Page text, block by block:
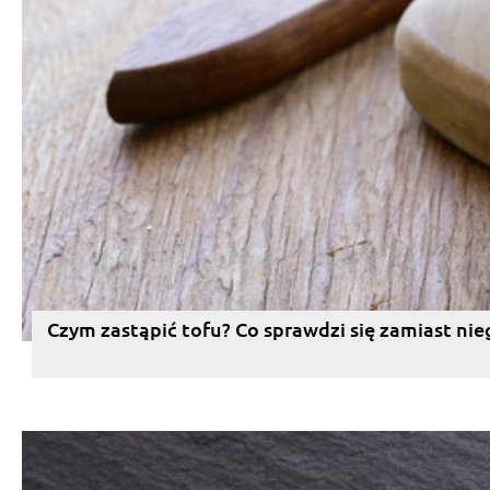
Czym zastąpić tofu? Co sprawdzi się zamiast